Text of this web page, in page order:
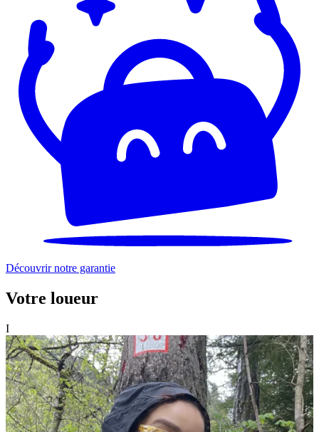
Découvrir notre garantie
Votre loueur
I